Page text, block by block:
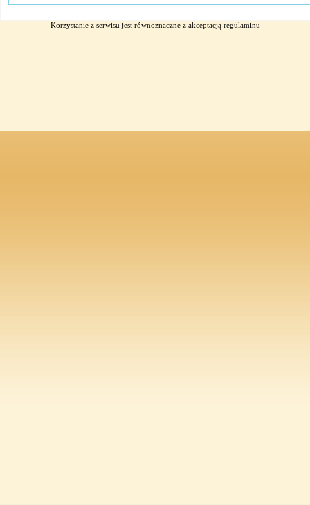
Korzystanie z serwisu jest równoznaczne z akceptacją regulaminu